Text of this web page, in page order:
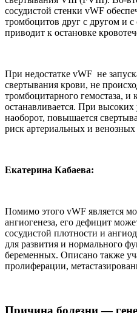
сосудистой стенки vWF
тромбоцитов друг с другом и с
приводит к остановке
При недостатке vWF не
свертывания крови, не
тромбоцитарного гемостаза, и
останавливается. При
наоборот, повышается
риск артериальных и венозных
Екатерина Кабаева:
Помимо этого vWF является
ангиогенеза, его дефицит
сосудистой плотности и
для развития и нормального
беременных. Описано также
пролиферации,
Причина болезни —